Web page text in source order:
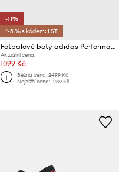
-11%
*-5 % s kódem: LST
Fotbalové boty adidas Performance Predator League
Aktuální cena:
1099 Kč
Běžná cena:2499 Kč
Nejnižší cena:1239 Kč